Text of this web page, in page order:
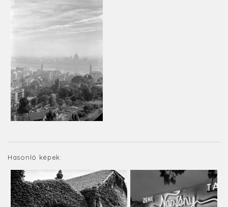
Hasonló képek: